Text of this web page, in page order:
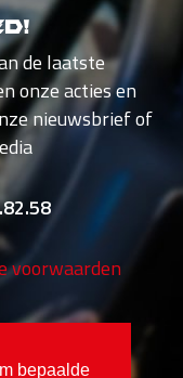
bepaalde
de laatste
onze acties en
nieuwsbrief of
voorwaarden